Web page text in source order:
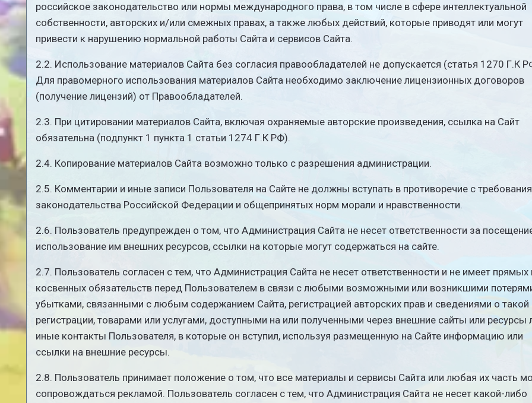
российское законодательство или нормы международного права, в том числе в сфере интеллектуальной
собственности, авторских и/или смежных правах, а также любых действий, которые приводят или могут
привести к нарушению нормальной работы Сайта и сервисов Сайта.
2.2. Использование материалов Сайта без согласия правообладателей не допускается (статья 1270 Г.К
Для правомерного использования материалов Сайта необходимо заключение лицензионных договоров
(получение лицензий) от Правообладателей.
2.3. При цитировании материалов Сайта, включая охраняемые авторские произведения, ссылка на Сайт
обязательна (подпункт 1 пункта 1 статьи 1274 Г.К РФ).
2.4. Копирование материалов Сайта возможно только с разрешения администрации.
2.5. Комментарии и иные записи Пользователя на Сайте не должны вступать в противоречие с
законодательства Российской Федерации и общепринятых норм морали и нравственности.
2.6. Пользователь предупрежден о том, что Администрация Сайта не несет ответственности за
использование им внешних ресурсов, ссылки на которые могут содержаться на сайте.
2.7. Пользователь согласен с тем, что Администрация Сайта не несет ответственности и не имеет прямых
косвенных обязательств перед Пользователем в связи с любыми возможными или возникшими
убытками, связанными с любым содержанием Сайта, регистрацией авторских прав и сведениями о такой
регистрации, товарами или услугами, доступными на или полученными через внешние сайты или ресурсы
иные контакты Пользователя, в которые он вступил, используя размещенную на Сайте информацию или
ссылки на внешние ресурсы.
2.8. Пользователь принимает положение о том, что все материалы и сервисы Сайта или любая их часть
сопровождаться рекламой. Пользователь согласен с тем, что Администрация Сайта не несет какой-либо